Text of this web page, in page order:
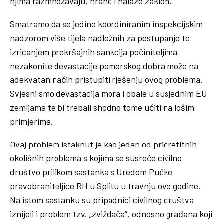
Smatramo da se jedino koordiniranim inspekcijskim
nadzorom više tijela nadležnih za postupanje te
izricanjem prekršajnih sankcija počiniteljima
nezakonite devastacije pomorskog dobra može na
adekvatan način pristupiti rješenju ovog problema.
Svjesni smo devastacija mora i obale u susjednim EU
zemljama te bi trebali shodno tome učiti na lošim
primjerima.
Ovaj problem istaknut je kao jedan od prioretitnih
okolišnih problema s kojima se susreće civilno
društvo prilikom sastanka s Uredom Pučke
pravobraniteljice RH u Splitu u travnju ove godine.
Na istom sastanku su pripadnici civilnog društva
iznijeli i problem tzv. „zviždača“, odnosno građana koji